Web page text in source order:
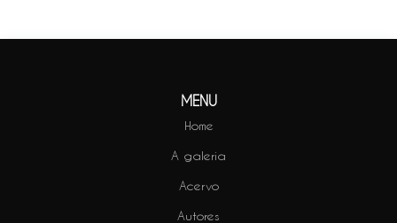
MENU
Home
A galeria
Acervo
Autores